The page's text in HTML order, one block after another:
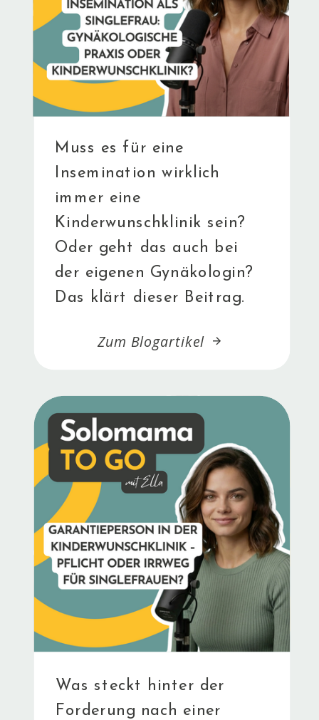
Muss es für eine
Insemination wirklich
immer eine
Kinderwunschklinik sein?
Oder geht das auch bei
der eigenen Gynäkologin?
Das klärt dieser Beitrag.
Zum Blogartikel
Was steckt hinter der
Forderung nach einer